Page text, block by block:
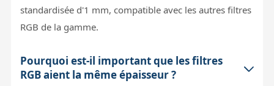
standardisée d'1 mm, compatible avec les autres filtres
RGB de la gamme.
Pourquoi est-il important que les filtres
RGB aient la même épaisseur ?